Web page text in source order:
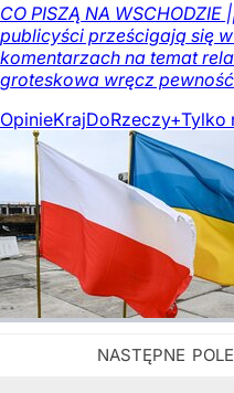
CO PISZĄ NA
publicyści prześcigają się
komentarzach na temat
groteskowa wręcz
OpinieKrajDoRzeczy+Tylko